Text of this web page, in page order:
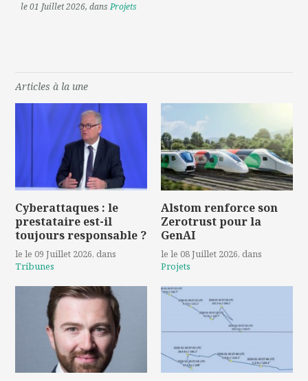
le 01 Juillet 2026, dansProjets
Articles à la une
Cyberattaques : le
prestataire est-il
toujours responsable ?
le le 09 Juillet 2026, dans
Tribunes
Alstom renforce son
Zerotrust pour la
GenAI
le le 08 Juillet 2026, dans
Projets